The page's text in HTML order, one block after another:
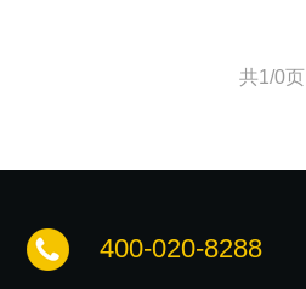
共1/0页
400-020-8288